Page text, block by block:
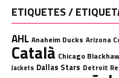
ETIQUETES /
AHL Anaheim Ducks Arizona
Català Chicago
Jackets Dallas Stars Detroit